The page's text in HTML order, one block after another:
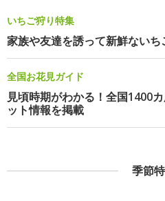
いちご狩り特集
家族や友達を誘って新鮮ないち
全国お花見ガイド
見頃時期がわかる！全国1400
ット情報を掲載
季節